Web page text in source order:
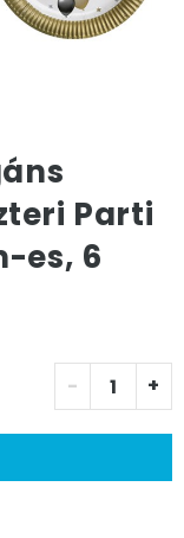
Parti
es, 6
- +